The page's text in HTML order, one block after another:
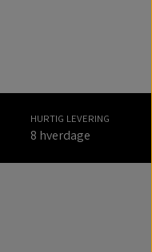
HURTIG LEVERING
8 hverdage